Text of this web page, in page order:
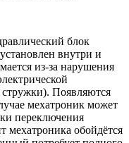
блок
внутри и
из-за нарушения
Появляются
мехатроник может
переключения
мехатроника обойдётся